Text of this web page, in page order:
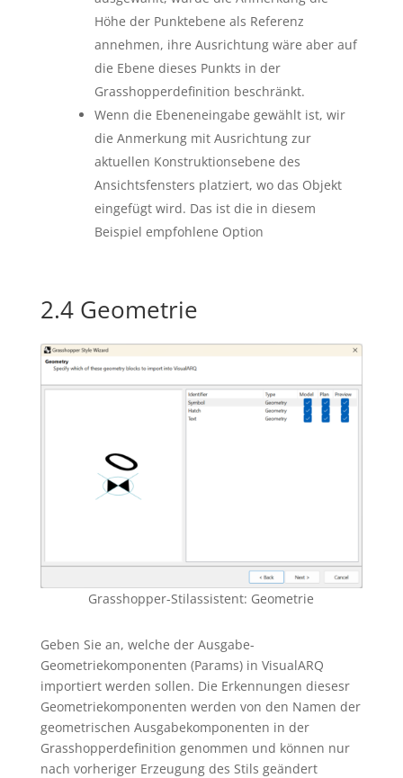
Höhe der Punktebene als Referenz
annehmen, ihre Ausrichtung wäre aber auf
die Ebene dieses Punkts in der
Grasshopperdefinition beschränkt.
Wenn die Ebeneneingabe gewählt ist, wir
die Anmerkung mit Ausrichtung zur
aktuellen Konstruktionsebene des
Ansichtsfensters platziert, wo das Objekt
eingefügt wird. Das ist die in diesem
Beispiel empfohlene Option
2.4 Geometrie
Grasshopper-Stilassistent: Geometrie
Geben Sie an, welche der Ausgabe-
Geometriekomponenten (Params) in VisualARQ
importiert werden sollen. Die Erkennungen diesesr
Geometriekomponenten werden von den Namen der
geometrischen Ausgabekomponenten in der
Grasshopperdefinition genommen und können nur
nach vorheriger Erzeugung des Stils geändert